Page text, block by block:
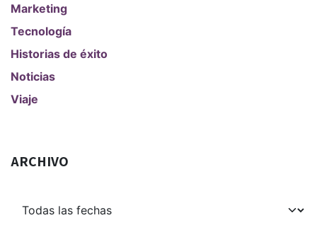
Marketing
Tecnología
Historias de éxito
Noticias
Viaje
ARCHIVO